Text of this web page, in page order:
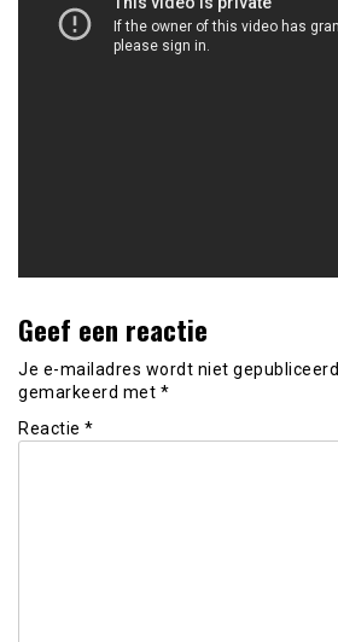
Geef een reactie
Je e-mailadres wordt niet gepubliceerd.
gemarkeerd met *
Reactie *